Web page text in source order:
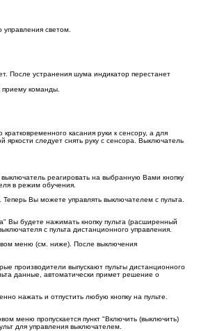
светом.
После устранения шума индикатор перестанет
команды.
касания руки к сенсору, а для
следует снять руку с сенсора. Выключатель
реагировать на выбранную Вами кнопку
в режим обучения.
Вы можете управлять выключателем с пульта.
Вы будете нажимать кнопку пульта (расширенный
с пульта дистанционного управления.
меню (см. ниже). После выключения
производители выпускают пульты дистанционного
данные, автоматически примет решение о
нажать и отпустить любую кнопку на пульте.
меню пропускается пункт "Включить (выключить)
для управления выключателем.